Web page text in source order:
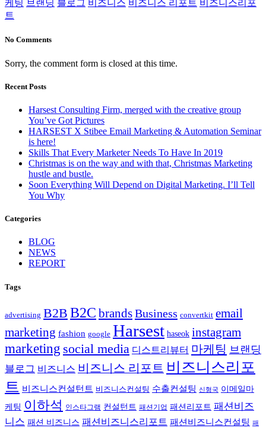
케팅 브랜딩 블로그 비즈니스 비즈니스 리포트 비즈니스리포
트
No Comments
Sorry, the comment form is closed at this time.
Recent Posts
Harsest Consulting Firm, merged with the creative group
You’ve Got Pictures
HARSEST X Stibee Email Marketing & Automation Seminar
is here!
Skills That Every Marketer Needs To Have In 2019
Christmas is on the way and with that, Christmas Marketing
hustle and bustle.
Soon Everything Will Depend on Digital Marketing. I’ll Tell
You Why
Categories
BLOG
NEWS
REPORT
Tags
advertising B2B B2C brandsBusiness convertkit email
marketing fashion google Harsest haseok instagram
marketing social media 디스트리뷰터 마케팅 브랜딩
블로그 비즈니스 비즈니스 리포트 비즈니스리포
트 비즈니스컨설턴트 비즈니스컨설팅 수출컨설팅 신형국 이메일마
케팅 이하석 인스타그램 컨설턴트 패션기업 패션리포트 패션비즈
니스 패션 비즈니스 패션비즈니스리포트 패션비즈니스컨설팅 패